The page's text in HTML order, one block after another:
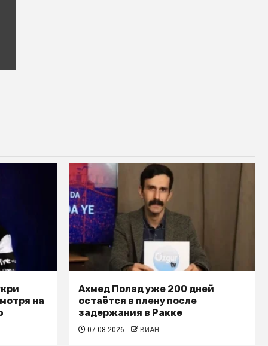
на
Ахмед Полад уже 200 дней
остаётся в плену после
задержания в Ракке
07.08.2026 ВИАН